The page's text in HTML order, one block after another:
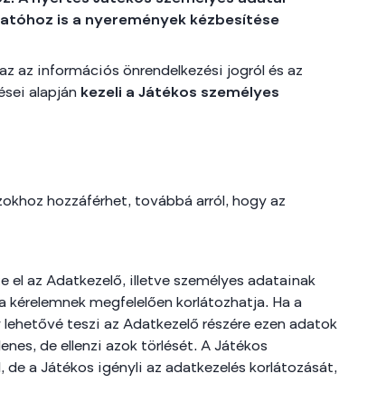
is a nyeremények kézbesítése
az információs önrendelkezési jogról és az
alapján kezeli a Játékos személyes
hozzáférhet, továbbá arról, hogy az
az Adatkezelő, illetve személyes adatainak
megfelelően korlátozhatja. Ha a
teszi az Adatkezelő részére ezen adatok
de ellenzi azok törlését. A Játékos
a Játékos igényli az adatkezelés korlátozását,